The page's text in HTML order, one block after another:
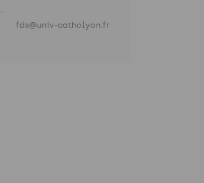
fds@univ-catholyon.fr